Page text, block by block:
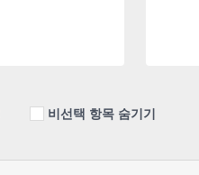
비선택 항목 숨기기